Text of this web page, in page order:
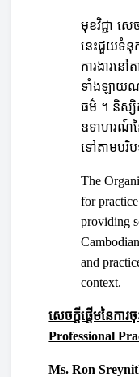
មុខវិជ្ជា សេ
នេះជួយទំនុ
ការងារនៅ
ទាំងឡាយណ
ធម៌ ។ និស្សិ
ឧទាហរណ៍នៃ
ទៅតាមបរិប
The
for
providing
and
context.
សេចក្ដីផ្ដើមនៃកា
Professional
Ms. Ron